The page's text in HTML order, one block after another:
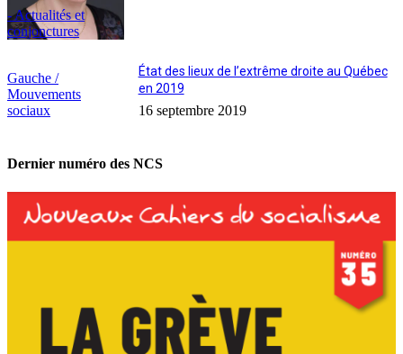
- Actualités et
conjonctures
Gauche /
Mouvements
sociaux
État des lieux de l’extrême droite au Québec
en 2019
16 septembre 2019
Dernier numéro des NCS